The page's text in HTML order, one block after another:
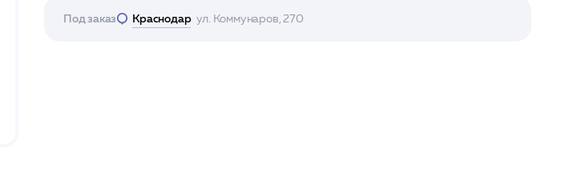
Под заказ Краснодар ул. Коммунаров, 270